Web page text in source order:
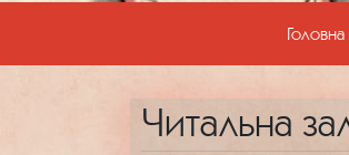
Головна
Читальна